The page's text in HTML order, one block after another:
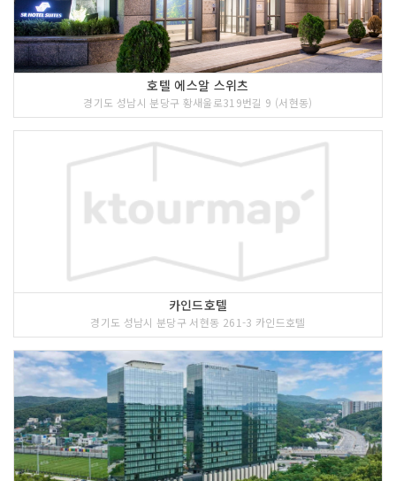
호텔 에스알 스위츠
경기도 성남시 분당구 황새울로319번길 9 (서현동)
카인드호텔
경기도 성남시 분당구 서현동 261-3 카인드호텔